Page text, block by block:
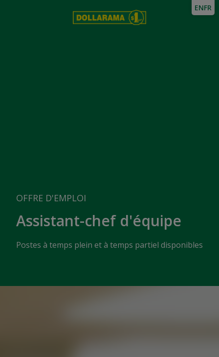
OFFRE D'EMPLOI
Assistant-chef d'équipe
Postes à temps plein et à temps partiel disponibles
ENFR